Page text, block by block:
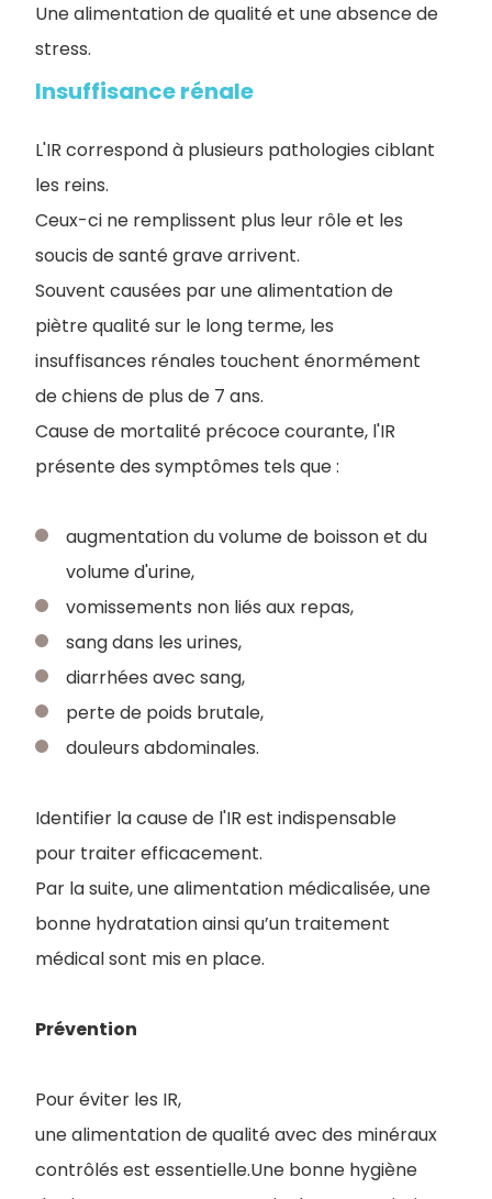
Une alimentation de qualité et une absence de
stress.
Insuffisance rénale
L'IR correspond à plusieurs pathologies ciblant
les reins.
Ceux-ci ne remplissent plus leur rôle et les
soucis de santé grave arrivent.
Souvent causées par une alimentation de
piètre qualité sur le long terme, les
insuffisances rénales touchent énormément
de chiens de plus de 7 ans.
Cause de mortalité précoce courante, l'IR
présente des symptômes tels que :
augmentation du volume de boisson et du
volume d'urine,
vomissements non liés aux repas,
sang dans les urines,
diarrhées avec sang,
perte de poids brutale,
douleurs abdominales.
Identifier la cause de l'IR est indispensable
pour traiter efficacement.
Par la suite, une alimentation médicalisée, une
bonne hydratation ainsi qu’un traitement
médical sont mis en place.
Prévention
Pour éviter les IR,
une alimentation de qualité avec des minéraux
contrôlés est essentielle.Une bonne hygiène